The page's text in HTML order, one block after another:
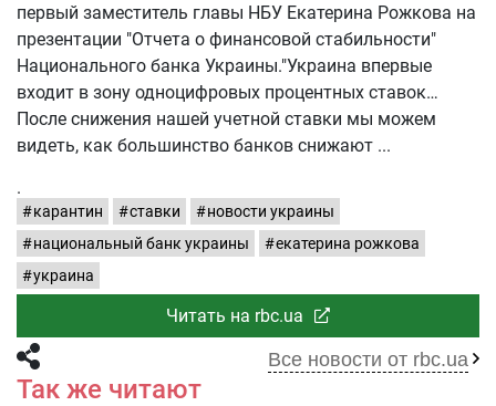
первый заместитель главы НБУ Екатерина Рожкова на
презентации "Отчета о финансовой стабильности"
Национального банка Украины."Украина впервые
входит в зону одноцифровых процентных ставок…
После снижения нашей учетной ставки мы можем
видеть, как большинство банков снижают
.
карантин ставки
новости украины
национальный банк украины
екатерина рожкова
украина
Читать на rbc.ua
Все новости от rbc.ua
Так же читают